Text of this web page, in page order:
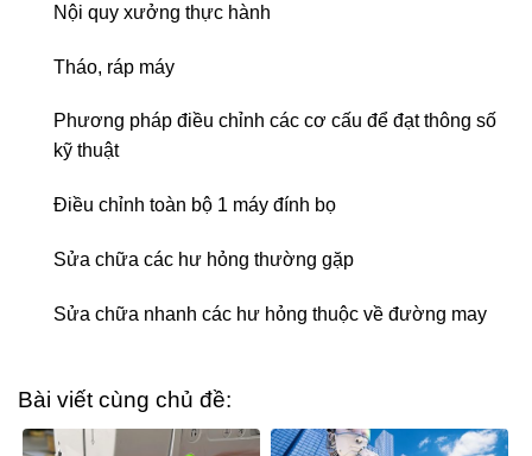
Nội quy xưởng thực hành
Tháo, ráp máy
Phương pháp điều chỉnh các cơ cấu để đạt thông số
kỹ thuật
Điều chỉnh toàn bộ 1 máy đính bọ
Sửa chữa các hư hỏng thường gặp
Sửa chữa nhanh các hư hỏng thuộc về đường may
Bài viết cùng chủ đề: